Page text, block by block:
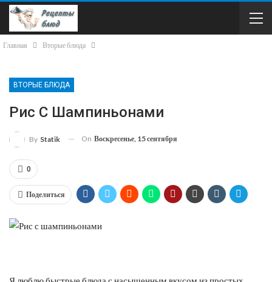
Главная Вторые блюда
ВТОРЫЕ БЛЮДА
Рис С Шампиньонами
By Statik On Воскресенье, 15 сентября
0
Поделиться